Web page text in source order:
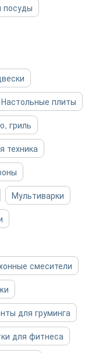
посуды
Настольные плиты
гриль
техника
Мультиварки
смесители
для груминга
для фитнеса